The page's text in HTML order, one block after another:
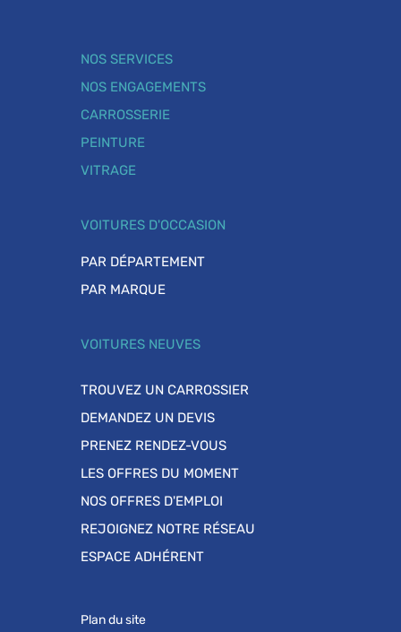
NOS SERVICES
NOS ENGAGEMENTS
CARROSSERIE
PEINTURE
VITRAGE
VOITURES D'OCCASION
PAR DÉPARTEMENT
PAR MARQUE
VOITURES NEUVES
TROUVEZ UN CARROSSIER
DEMANDEZ UN DEVIS
PRENEZ RENDEZ-VOUS
LES OFFRES DU MOMENT
NOS OFFRES D'EMPLOI
REJOIGNEZ NOTRE RÉSEAU
ESPACE ADHÉRENT
Plan du site